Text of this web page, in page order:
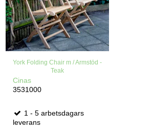
York Folding Chair m / Armstöd -
Teak
Cinas
3531000
1 - 5 arbetsdagars
leverans